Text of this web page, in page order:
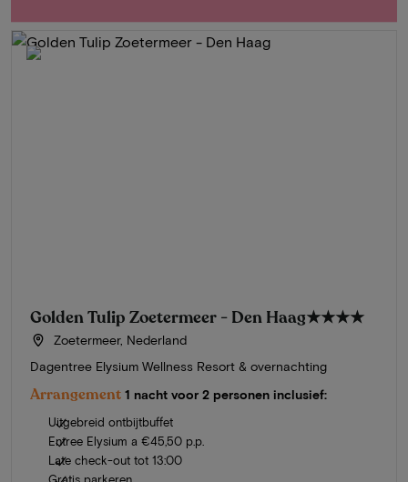
Golden Tulip Zoetermeer - Den Haag★★★★
Zoetermeer, Nederland
Dagentree Elysium Wellness Resort & overnachting
Arrangement 1 nacht voor 2 personen inclusief:
Uitgebreid ontbijtbuffet
Entree Elysium a €45,50 p.p.
Late check-out tot 13:00